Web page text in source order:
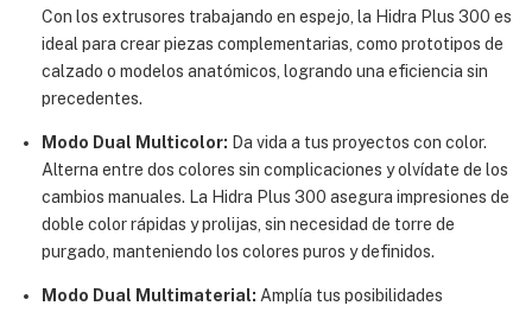
Con los extrusores trabajando en espejo, la Hidra Plus 300 es
ideal para crear piezas complementarias, como prototipos de
calzado o modelos anatómicos, logrando una eficiencia sin
precedentes.
Modo Dual Multicolor: Da vida a tus proyectos con color.
Alterna entre dos colores sin complicaciones y olvídate de los
cambios manuales. La Hidra Plus 300 asegura impresiones de
doble color rápidas y prolijas, sin necesidad de torre de
purgado, manteniendo los colores puros y definidos.
Modo Dual Multimaterial: Amplía tus posibilidades